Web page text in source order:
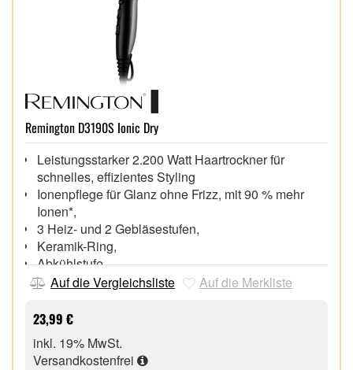
Remington D3190S Ionic Dry
Leistungsstarker 2.200 Watt Haartrockner für
schnelles, effizientes Styling
Ionenpflege für Glanz ohne Frizz, mit 90 % mehr
Ionen*,
3 Heiz- und 2 Gebläsestufen,
Keramik-Ring,
Abkühlstufe,
Breite Stylingsdüse,
Abnehmbarer, leicht zu reinigender Luftfilter,
Aufhängeöse,
Auf die Vergleichsliste Auf die Merkliste
23,99 €
inkl. 19% MwSt.
Versandkostenfrei